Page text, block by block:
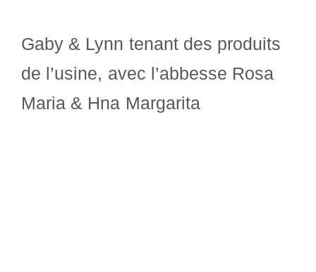
Gaby & Lynn tenant des produits
de l’usine, avec l’abbesse Rosa
Maria & Hna Margarita